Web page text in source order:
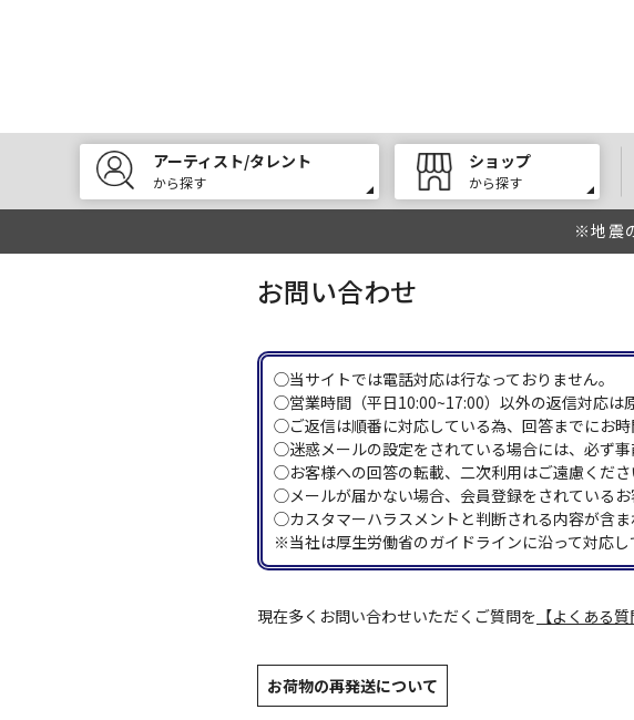
アーティスト/タレント
から探す
ショップ
から探す
※地震
お問い合わせ
◯当サイトでは電話対応は行なっておりません。
◯営業時間（平日10:00~17:00）以外の返信対応は
◯ご返信は順番に対応している為、回答までにお時
◯迷惑メールの設定をされている場合には、必ず
◯お客様への回答の転載、二次利用はご遠慮くださ
◯メールが届かない場合、会員登録をされている
◯カスタマーハラスメントと判断される内容が含ま
※当社は厚生労働省のガイドラインに沿って対応し
現在多くお問い合わせいただくご質問を 【よくある質
お荷物の再発送について